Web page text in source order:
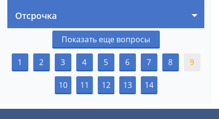
Отсрочка
Показать еще вопросы
1 2 3 4 5 6 7 8 9
10 11 12 13 14